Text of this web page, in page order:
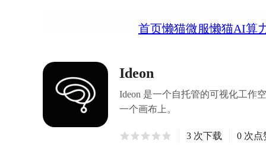
首页懒猫微服懒猫AI算
Ideon
Ideon 是一个自托管的可视化工作
一个画布上。
3 次下载 0 次点